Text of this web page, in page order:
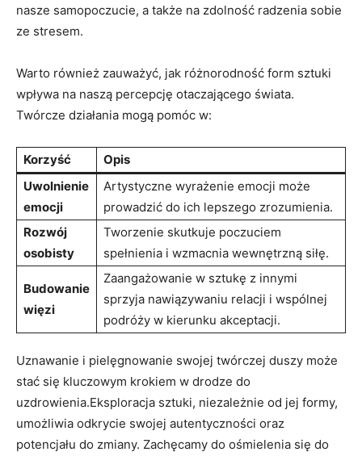
nasze samopoczucie, a także na zdolność radzenia sobie
ze stresem.
Warto również zauważyć, jak różnorodność form sztuki
wpływa na naszą percepcję otaczającego świata.
Twórcze działania mogą pomóc w:
Korzyść
Opis
Uwolnienie
emocji
Artystyczne wyrażenie emocji może
prowadzić do ich lepszego zrozumienia.
Rozwój
osobisty
Tworzenie skutkuje poczuciem
spełnienia i wzmacnia wewnętrzną siłę.
Budowanie
więzi
Zaangażowanie w sztukę z innymi
sprzyja nawiązywaniu relacji i wspólnej
podróży w kierunku akceptacji.
Uznawanie i pielęgnowanie swojej twórczej duszy może
stać się kluczowym krokiem w drodze do
uzdrowienia.Eksploracja sztuki, niezależnie od jej formy,
umożliwia odkrycie swojej autentyczności oraz
potencjału do zmiany. Zachęcamy do ośmielenia się do